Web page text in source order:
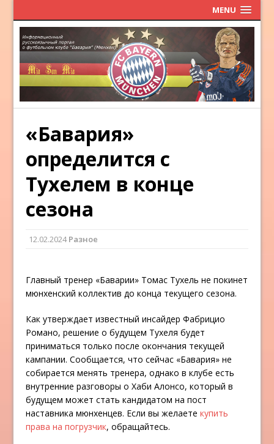
MENU
«Бавария»
определится с
Тухелем в конце
сезона
12.02.2024Разное
Главный тренер «Баварии» Томас Тухель не покинет
мюнхенский коллектив до конца текущего сезона.
Как утверждает известный инсайдер Фабрицио
Романо, решение о будущем Тухеля будет
приниматься только после окончания текущей
кампании. Сообщается, что сейчас «Бавария» не
собирается менять тренера, однако в клубе есть
внутренние разговоры о Хаби Алонсо, который в
будущем может стать кандидатом на пост
наставника мюнхенцев. Если вы желаетекупить
права на погрузчик, обращайтесь.